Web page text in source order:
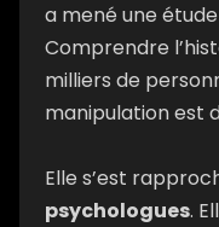
a mené une
Comprendre
milliers de
manipulation est
Elle s’est
psychologues.